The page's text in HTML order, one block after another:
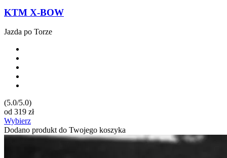
KTM X-BOW
Jazda po Torze
(5.0/5.0)
od 319 zł
Wybierz
Dodano produkt do Twojego koszyka